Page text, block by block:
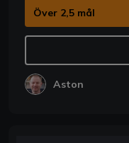
Över 2,5 mål
Aston